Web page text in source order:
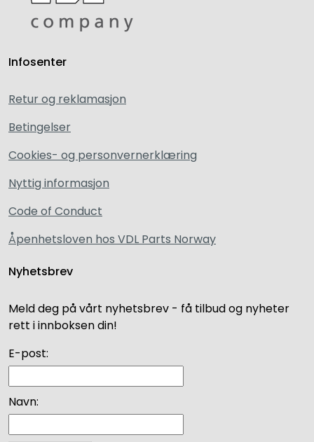
Infosenter
Retur og reklamasjon
Betingelser
Cookies- og personvernerklæring
Nyttig informasjon
Code of Conduct
Åpenhetsloven hos VDL Parts Norway
Nyhetsbrev
Meld deg på vårt nyhetsbrev - få tilbud og nyheter
rett i innboksen din!
E-post:
Navn: